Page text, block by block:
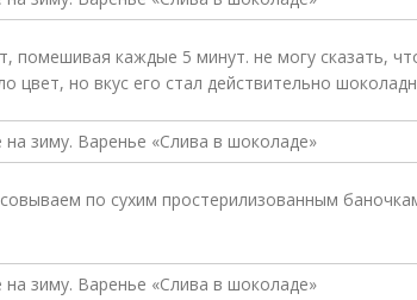
помешивая каждые 5 минут. не могу сказать,
цвет, но вкус его стал действительно
по сухим простерилизованным